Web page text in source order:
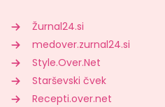
Žurnal24.si
medover.zurnal24.si
Style.Over.Net
Starševski čvek
Recepti.over.net